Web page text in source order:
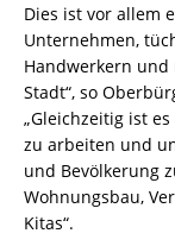
Dies ist vor allem
Unternehmen,
Handwerkern
Stadt“, so
„Gleichzeitig ist
zu arbeiten und
und Bevölkerung
Wohnungsbau,
Kitas“.